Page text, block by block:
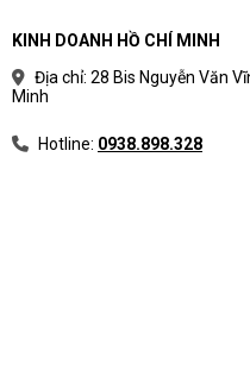
KINH DOANH HỒ CHÍ MINH
Địa chỉ: 28 Bis Nguyễn Văn
Minh
Hotline: 0938.898.328